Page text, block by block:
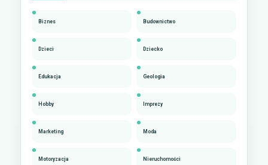
Biznes Budownictwo
Dzieci Dziecko
Edukacja Geologia
Hobby Imprezy
Marketing Moda
Motoryzacja Nieruchomości